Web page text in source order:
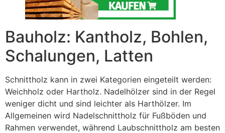
Bauholz: Kantholz, Bohlen,
Schalungen, Latten
Schnittholz kann in zwei Kategorien eingeteilt werden:
Weichholz oder Hartholz. Nadelhölzer sind in der Regel
weniger dicht und sind leichter als Harthölzer. Im
Allgemeinen wird Nadelschnittholz für Fußböden und
Rahmen verwendet, während Laubschnittholz am besten